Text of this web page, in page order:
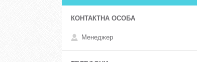
Менеджер